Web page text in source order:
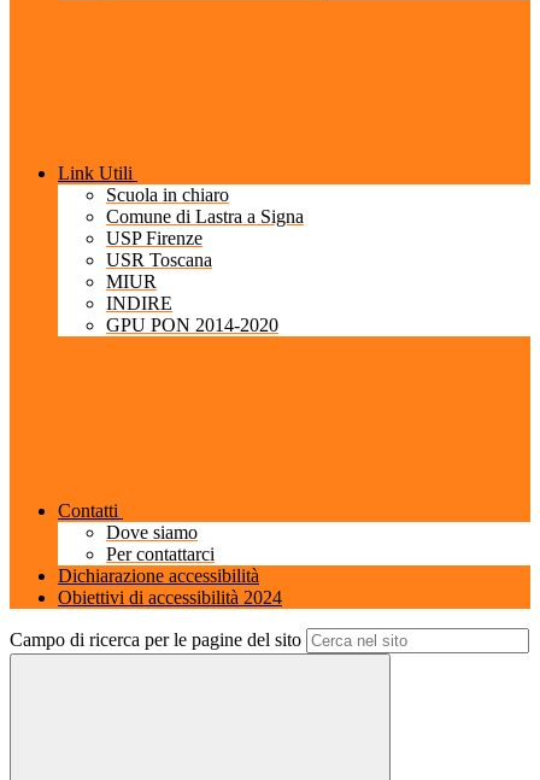
Link Utili
Scuola in chiaro
Comune di Lastra a Signa
USP Firenze
USR Toscana
MIUR
INDIRE
GPU PON 2014-2020
Contatti
Dove siamo
Per contattarci
Dichiarazione accessibilità
Obiettivi di accessibilità 2024
Campo di ricerca per le pagine del sito